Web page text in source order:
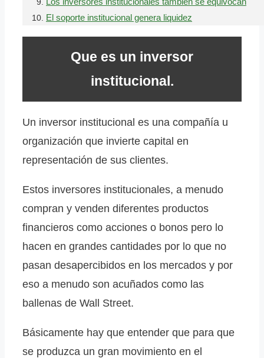
El soporte institucional genera liquidez
Que es un inversor
institucional.
Un inversor institucional es una compañía u
organización que invierte capital en
representación de sus clientes.
Estos inversores institucionales, a menudo
compran y venden diferentes productos
financieros como acciones o bonos pero lo
hacen en grandes cantidades por lo que no
pasan desapercibidos en los mercados y por
eso a menudo son acuñados como las
ballenas de Wall Street.
Básicamente hay que entender que para que
se produzca un gran movimiento en el